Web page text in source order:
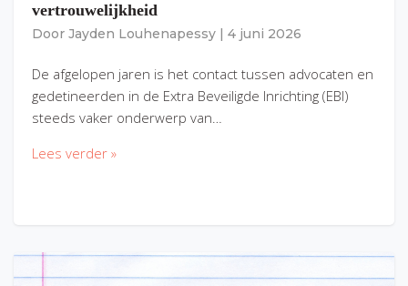
vertrouwelijkheid
Door Jayden Louhenapessy 4 juni 2026
De afgelopen jaren is het contact tussen advocaten en
gedetineerden in de Extra Beveiligde Inrichting (EBI)
steeds vaker onderwerp van…
Lees verder »